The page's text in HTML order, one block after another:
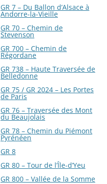
GR 7 – Du Ballon d’Alsace à
Andorre-la-Vieille
GR 70 – Chemin de
Stevenson
GR 700 – Chemin de
Régordane
GR 738 – Haute Traversée de
Belledonne
GR 75 / GR 2024 – Les Portes
de Paris
GR 76 – Traversée des Mont
du Beaujolais
GR 78 – Chemin du Piémont
Pyrénéen
GR 8
GR 80 – Tour de l’Île-d’Yeu
GR 800 – Vallée de la Somme